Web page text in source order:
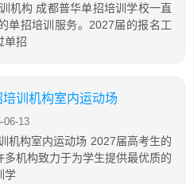
机构 成都普华单招培训学校一直
单招培训服务。2027届的报名工
单招
训机构室内运动场
06-13
机构室内运动场 2027届高考生的
机构致力于为学生提供最优质的
学